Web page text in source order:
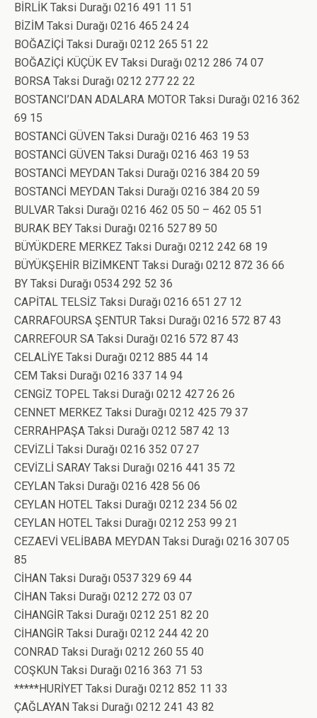
BİRLİK Taksi Durağı 0216 491 11 51
BİZİM Taksi Durağı 0216 465 24 24
BOĞAZİÇİ Taksi Durağı 0212 265 51 22
BOĞAZİÇİ KÜÇÜK EV Taksi Durağı 0212 286 74 07
BORSA Taksi Durağı 0212 277 22 22
BOSTANCI’DAN ADALARA MOTOR Taksi Durağı 0216 362
69 15
BOSTANCİ GÜVEN Taksi Durağı 0216 463 19 53
BOSTANCİ GÜVEN Taksi Durağı 0216 463 19 53
BOSTANCİ MEYDAN Taksi Durağı 0216 384 20 59
BOSTANCİ MEYDAN Taksi Durağı 0216 384 20 59
BULVAR Taksi Durağı 0216 462 05 50 – 462 05 51
BURAK BEY Taksi Durağı 0216 527 89 50
BÜYÜKDERE MERKEZ Taksi Durağı 0212 242 68 19
BÜYÜKŞEHİR BİZİMKENT Taksi Durağı 0212 872 36 66
BY Taksi Durağı 0534 292 52 36
CAPİTAL TELSİZ Taksi Durağı 0216 651 27 12
CARRAFOURSA ŞENTUR Taksi Durağı 0216 572 87 43
CARREFOUR SA Taksi Durağı 0216 572 87 43
CELALİYE Taksi Durağı 0212 885 44 14
CEM Taksi Durağı 0216 337 14 94
CENGİZ TOPEL Taksi Durağı 0212 427 26 26
CENNET MERKEZ Taksi Durağı 0212 425 79 37
CERRAHPAŞA Taksi Durağı 0212 587 42 13
CEVİZLİ Taksi Durağı 0216 352 07 27
CEVİZLİ SARAY Taksi Durağı 0216 441 35 72
CEYLAN Taksi Durağı 0216 428 56 06
CEYLAN HOTEL Taksi Durağı 0212 234 56 02
CEYLAN HOTEL Taksi Durağı 0212 253 99 21
CEZAEVİ VELİBABA MEYDAN Taksi Durağı 0216 307 05
85
CİHAN Taksi Durağı 0537 329 69 44
CİHAN Taksi Durağı 0212 272 03 07
CİHANGİR Taksi Durağı 0212 251 82 20
CİHANGİR Taksi Durağı 0212 244 42 20
CONRAD Taksi Durağı 0212 260 55 40
COŞKUN Taksi Durağı 0216 363 71 53
*****HURİYET Taksi Durağı 0212 852 11 33
ÇAĞLAYAN Taksi Durağı 0212 241 43 82